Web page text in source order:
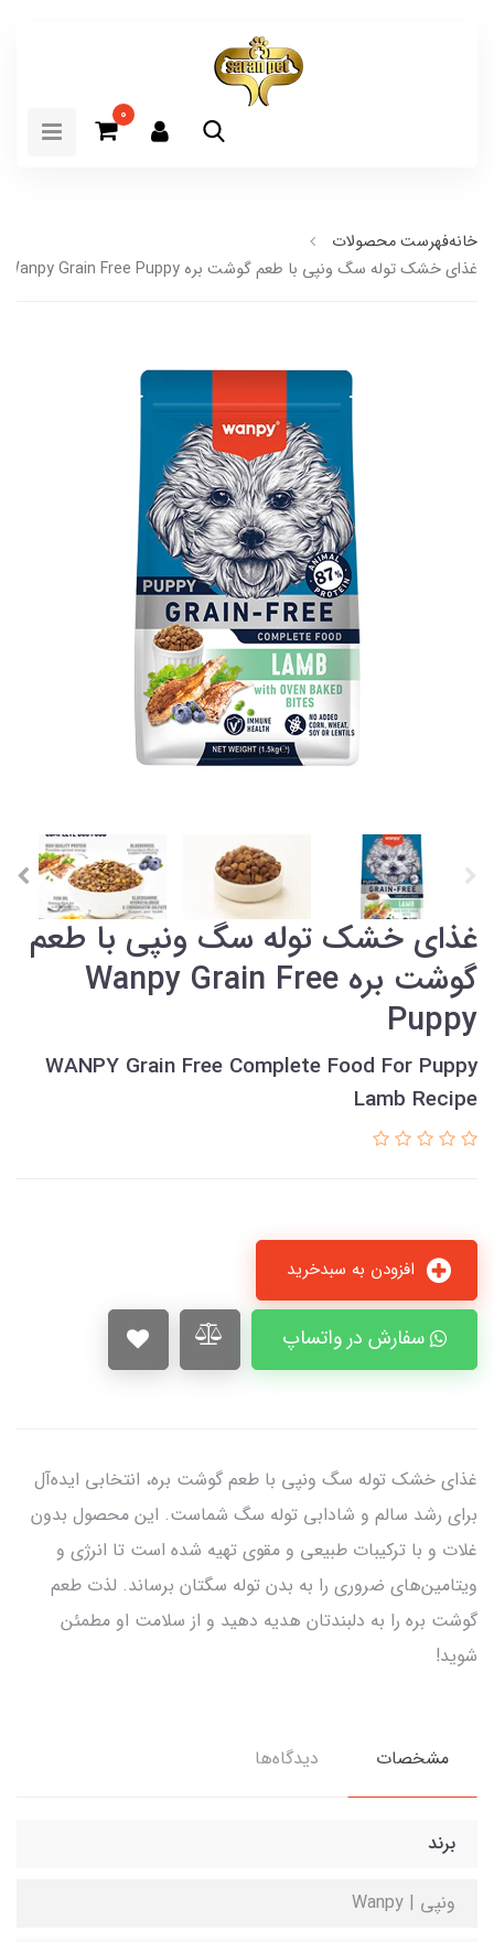
0
خانهفهرست محصولات
غذای خشک توله سگ ونپی با طعم گوشت بره Wanpy Grain Free Puppy
غذای خشک توله سگ ونپی با طعم
گوشت بره Wanpy Grain Free
Puppy
WANPY Grain Free Complete Food For Puppy
Lamb Recipe
سفارش در واتساپ
غذای خشک توله سگ ونپی با طعم گوشت بره، انتخابی ایده‌آل
برای رشد سالم و شادابی توله سگ شماست. این محصول بدون
غلات و با ترکیبات طبیعی و مقوی تهیه شده است تا انرژی و
ویتامین‌های ضروری را به بدن توله سگتان برساند. لذت طعم
گوشت بره را به دلبندتان هدیه دهید و از سلامت او مطمئن
شوید!
مشخصات دیدگاه‌ها
برند
ونپی | Wanpy